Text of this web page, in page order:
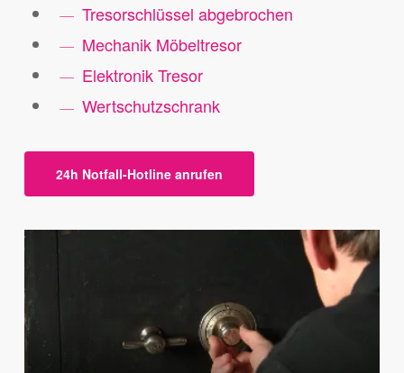
Tresorschlüssel abgebrochen
Mechanik Möbeltresor
Elektronik Tresor
Wertschutzschrank
24h Notfall-Hotline anrufen
Video-